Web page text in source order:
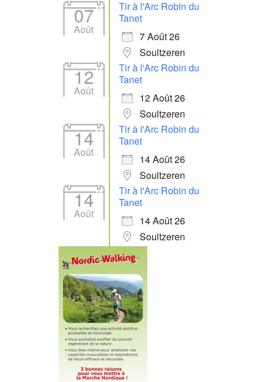
07
Août
Tir à l'Arc Robin du
Tanet
7 Août 26
Soultzeren
12
Août
Tir à l'Arc Robin du
Tanet
12 Août 26
Soultzeren
14
Août
Tir à l'Arc Robin du
Tanet
14 Août 26
Soultzeren
14
Août
Tir à l'Arc Robin du
Tanet
14 Août 26
Soultzeren